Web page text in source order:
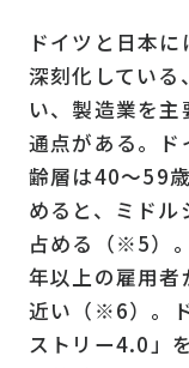
ドイツと日本
深刻化している
い、製造業を
通点がある。ド
齢層は40～59
めると、ミド
占める（※5）
年以上の雇用
近い（※6）。
ストリー4.0」